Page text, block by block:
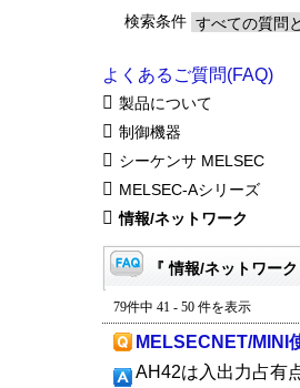
検索条件
よくあるご質問(FAQ)
製品について
制御機器
シーケンサ MELSEC
MELSEC-Aシリーズ
情報/ネットワーク
『 情報/ネットワー
79件中 41 - 50 件を表示
MELSECNET/MINI
AH42は入出力占有